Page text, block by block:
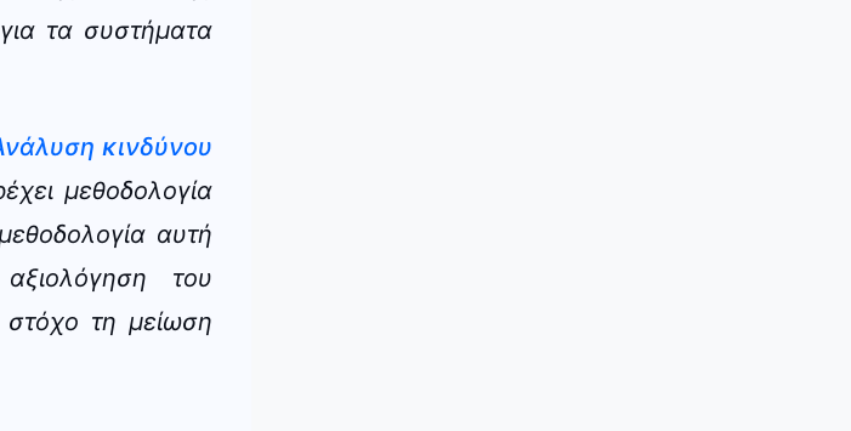
τα συστήματα
κινδύνου
μεθοδολογία
αυτή
του
τη μείωση